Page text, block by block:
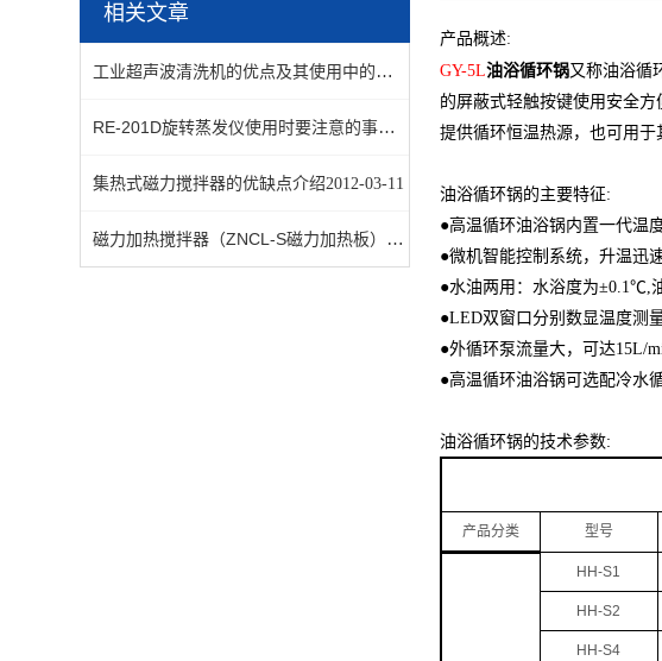
相关文章
工业超声波清洗机的优点及其使用中的常见问题 2021-10-15
RE-201D旋转蒸发仪使用时要注意的事项 2018-07-20
集热式磁力搅拌器的优缺点介绍2012-03-11
磁力加热搅拌器（ZNCL-S磁力加热板）的使用方法
产品概述:
GY-5L油浴循环锅又称油浴循
的屏蔽式轻触按键使用安全
提供循环恒温热源，也可用于
油浴循环锅的主要特征:
●高温循环油浴锅内置一代温
●微机智能控制系统，升温迅
●水油两用：水浴度为±0.1℃,
●LED双窗口分别数显温度测
●外循环泵流量大，可达15L/
●高温循环油浴锅可选配冷水
油浴循环锅的技术参数:
水浴、油浴类产品
产品分类 型号
HH-S1
HH-S2
HH-S4